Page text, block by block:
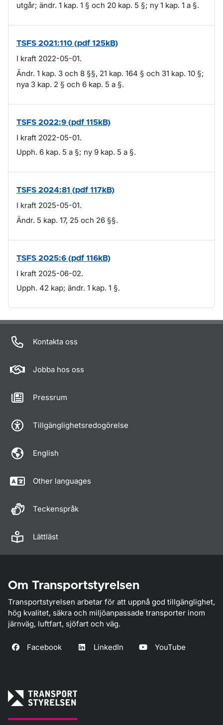
utgår; ändr. 1 kap. 1 § och 20 kap. 5 §; ny 1 kap. 1 a §.
TSFS 2021:110 (pdf 125kB)
I kraft 2022-05-01.
Ändr. 1 kap. 3 och 8 §§, 21 kap. 164 § och 31 kap. 10 §;
nya 3 kap. 2 § och 6 kap. 5 a §.
TSFS 2022:9 (pdf 115kB)
I kraft 2022-05-01.
Upph. 6 kap. 5 a §; ny 9 kap. 5 a §.
TSFS 2024:81 (pdf 117kB)
I kraft 2025-05-01.
Ändr. 5 kap. 17, 25 och 26 §§.
TSFS 2025:6 (pdf 116kB)
I kraft 2025-06-02.
Upph. 42 kap; ändr. 1 kap. 1 §.
Om sidan
Kontakta oss
Jobba hos oss
Pressrum
Tillgänglighetsredogörelse
English
Other languages
Teckenspråk
Lättläst
Om Transportstyrelsen
Transportstyrelsen arbetar för att uppnå god tillgänglighet,
hög kvalitet, säkra och miljöanpassade transporter inom
järnväg, luftfart, sjöfart och väg.
Facebook LinkedIn YouTube